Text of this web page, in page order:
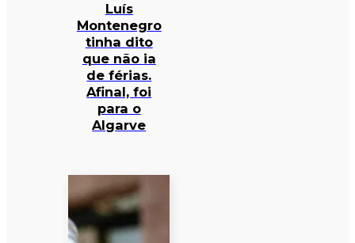
Luís
Montenegro
tinha dito
que não ia
de férias.
Afinal, foi
para o
Algarve